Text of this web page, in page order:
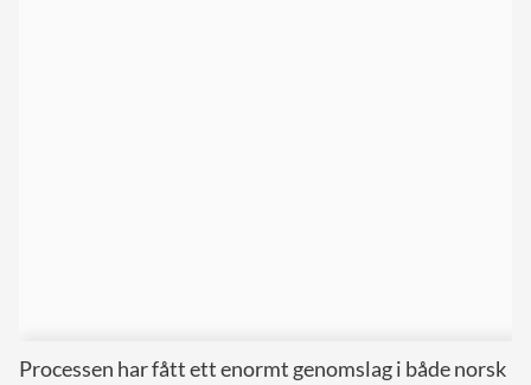
Processen har fått ett enormt genomslag i både norsk